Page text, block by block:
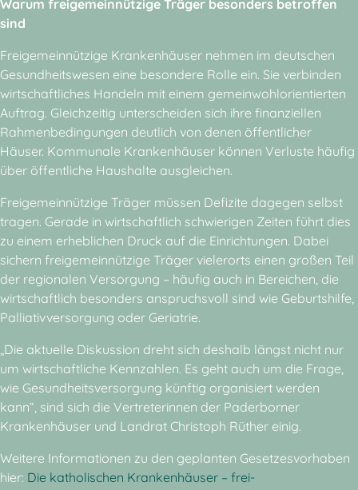
Warum freigemeinnützige Träger besonders betroffen
sind
Freigemeinnützige Krankenhäuser nehmen im deutschen
Gesundheitswesen eine besondere Rolle ein. Sie verbinden
wirtschaftliches Handeln mit einem gemeinwohlorientierten
Auftrag. Gleichzeitig unterscheiden sich ihre finanziellen
Rahmenbedingungen deutlich von denen öffentlicher
Häuser. Kommunale Krankenhäuser können Verluste häufig
über öffentliche Haushalte ausgleichen.
Freigemeinnützige Träger müssen Defizite dagegen selbst
tragen. Gerade in wirtschaftlich schwierigen Zeiten führt dies
zu einem erheblichen Druck auf die Einrichtungen. Dabei
sichern freigemeinnützige Träger vielerorts einen großen Teil
der regionalen Versorgung – häufig auch in Bereichen, die
wirtschaftlich besonders anspruchsvoll sind wie Geburtshilfe,
Palliativversorgung oder Geriatrie.
„Die aktuelle Diskussion dreht sich deshalb längst nicht nur
um wirtschaftliche Kennzahlen. Es geht auch um die Frage,
wie Gesundheitsversorgung künftig organisiert werden
kann“, sind sich die Vertreterinnen der Paderborner
Krankenhäuser und Landrat Christoph Rüther einig.
Weitere Informationen zu den geplanten Gesetzesvorhaben
hier: Die katholischen Krankenhäuser – frei-